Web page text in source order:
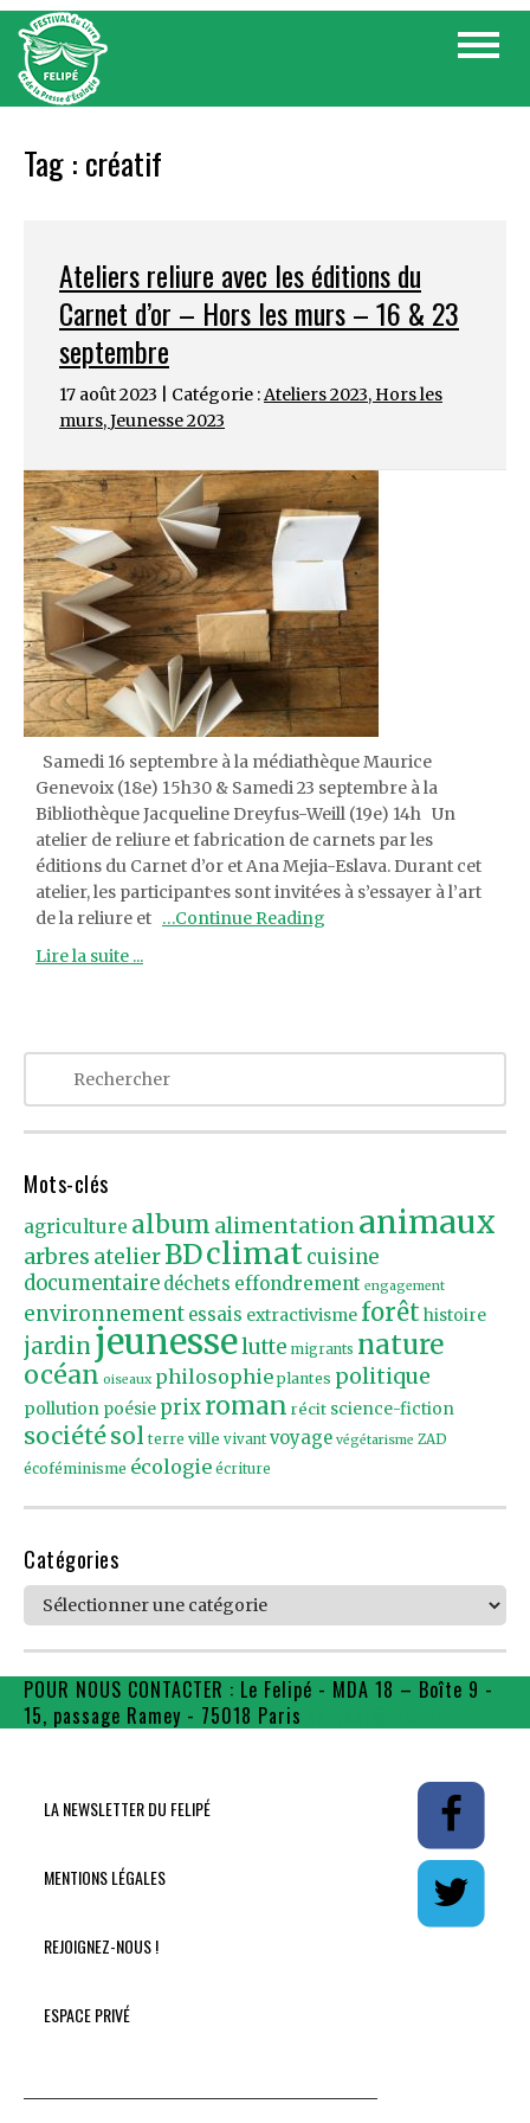
Skip
content
Toggle
Tag : créatif
Ateliers reliure avec les éditions du
Carnet d’or – Hors les murs – 16 & 23
septembre
17 août 2023 | Catégorie :Ateliers 2023, Hors les
murs,Jeunesse 2023
Samedi 16 septembre à la médiathèque Maurice
Genevoix (18e) 15h30 & Samedi 23 septembre à la
Bibliothèque Jacqueline Dreyfus-Weill (19e) 14h Un
atelier de reliure et fabrication de carnets par les
éditions du Carnet d’or et Ana Mejia-Eslava. Durant cet
atelier, les participant·es sont invité·es à s’essayer à l’art
de la reliure et …Continue Reading
Lire la suite ...
Mots-clés
agriculture album alimentationanimaux
arbres atelierBDclimatcuisine
documentaire déchets effondrement engagement
environnement essais extractivisme forêthistoire
jardin jeunesselutte migrants nature
océan oiseaux philosophie plantes politique
pollution poésie prixroman récit science-fiction
sociétésol terre ville vivant voyage végétarisme ZAD
écoféminisme écologie écriture
Catégories
Catégories
POUR NOUS CONTACTER : Le Felipé - MDA 18 – Boîte 9 -
15, passage Ramey - 75018 Paris
LA NEWSLETTER DU FELIPÉ
MENTIONS LÉGALES
REJOIGNEZ-NOUS !
ESPACE PRIVÉ